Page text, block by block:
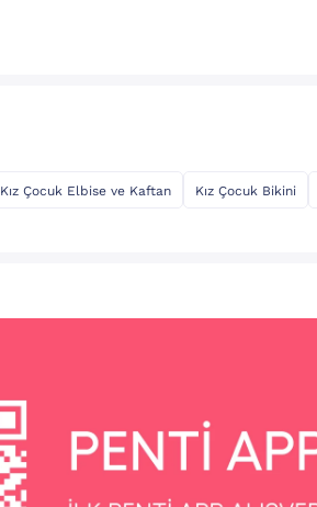
Kız Çocuk Elbise ve Kaftan Kız Çocuk Bikini